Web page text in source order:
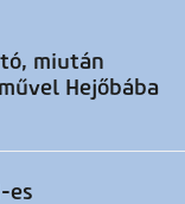
miután
Hejőbába
es